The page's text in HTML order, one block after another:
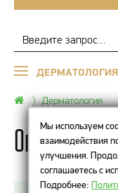
ДЕРМАТОЛОГИЯ
Дерматология
Опасные
Мы используем
взаимодействия
улучшения.
соглашаетесь с
Подробнее: